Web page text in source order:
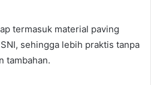
termasuk material paving
sehingga lebih praktis tanpa
tambahan.